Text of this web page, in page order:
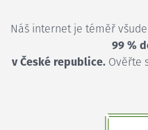
Náš internet je téměř všude.
99 %
v České republice. Ověřte